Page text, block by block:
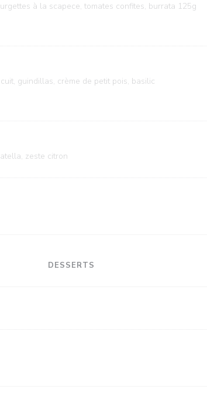
à la scapece, tomates confites, burrata 125g
guindillas, crème de petit pois, basilic
zeste citron
DESSERTS